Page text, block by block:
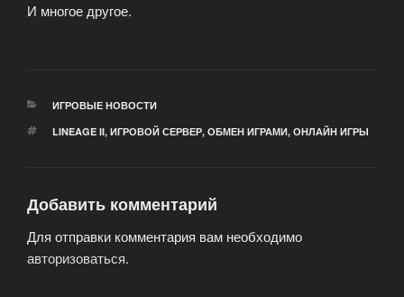
И многое другое.
РУБРИКИ
ИГРОВЫЕ НОВОСТИ
МЕТКИ
LINEAGE II, ИГРОВОЙ СЕРВЕР, ОБМЕН ИГРАМИ, ОНЛАЙН ИГРЫ
Добавить комментарий
Для отправки комментария вам необходимо
авторизоваться.